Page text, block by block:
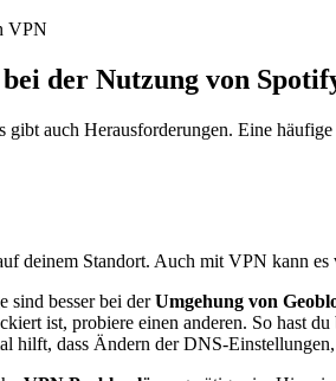
der Nutzung von
auch Herausforderungen. Eine
deinem Standort. Auch mit VPN kann
sind besser bei derUmgehung von
ist, probiere einen anderen. So hast
hilft, dass Ändern der DNS-